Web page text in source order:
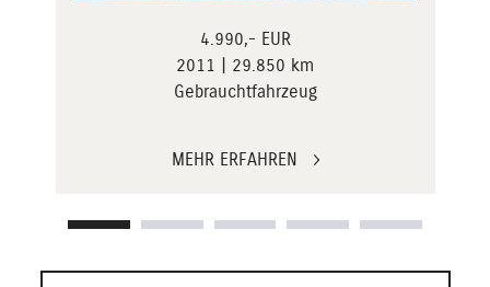
4.990,- EUR
2011 | 29.850 km
Gebrauchtfahrzeug
MEHR ERFAHREN